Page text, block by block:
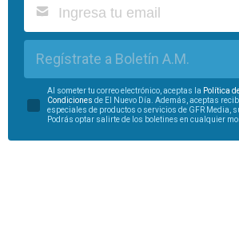
Regístrate a Boletín A.M.
Al someter tu correo electrónico, aceptas la Política
Condiciones de El Nuevo Día. Además, aceptas
especiales de productos o servicios de GFR Media,
Podrás optar salirte de los boletines en cualquier